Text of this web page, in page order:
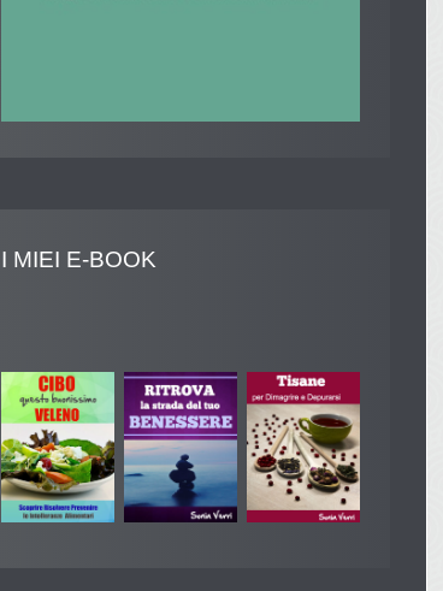
I MIEI E-BOOK